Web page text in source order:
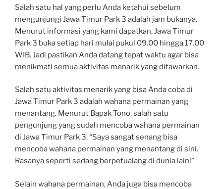
Salah satu hal yang perlu Anda ketahui sebelum
mengunjungi Jawa Timur Park 3 adalah jam bukanya.
Menurut informasi yang kami dapatkan, Jawa Timur
Park 3 buka setiap hari mulai pukul 09.00 hingga 17.00
WIB. Jadi pastikan Anda datang tepat waktu agar bisa
menikmati semua aktivitas menarik yang ditawarkan.
Salah satu aktivitas menarik yang bisa Anda coba di
Jawa Timur Park 3 adalah wahana permainan yang
menantang. Menurut Bapak Tono, salah satu
pengunjung yang sudah mencoba wahana permainan
di Jawa Timur Park 3, “Saya sangat senang bisa
mencoba wahana permainan yang menantang di sini.
Rasanya seperti sedang berpetualang di dunia lain!”
Selain wahana permainan, Anda juga bisa mencoba